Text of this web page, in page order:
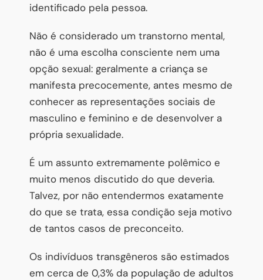
identificado pela pessoa.
Não é considerado um transtorno mental,
não é uma escolha consciente nem uma
opção sexual: geralmente a criança se
manifesta precocemente, antes mesmo de
conhecer as representações sociais de
masculino e feminino e de desenvolver a
própria sexualidade.
É um assunto extremamente polêmico e
muito menos discutido do que deveria.
Talvez, por não entendermos exatamente
do que se trata, essa condição seja motivo
de tantos casos de preconceito.
Os indivíduos transgêneros são estimados
em cerca de 0,3% da população de adultos